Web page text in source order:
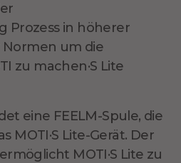
Prozess in höherer
Normen um die
zu machen·S Lite
eine FEELM-Spule, die
MOTI·S Lite-Gerät. Der
MOTI·S Lite zu